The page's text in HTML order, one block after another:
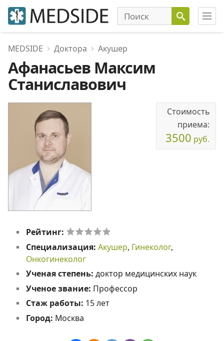
MEDSIDE Доктора Акушер
Афанасьев Максим
Станиславович
Стоимость
приема:
3500 руб.
Рейтинг:
Специализация: Акушер, Гинеколог,
Онкогинеколог
Ученая степень: доктор медицинских наук
Ученое звание: Профессор
Стаж работы: 15 лет
Город: Москва